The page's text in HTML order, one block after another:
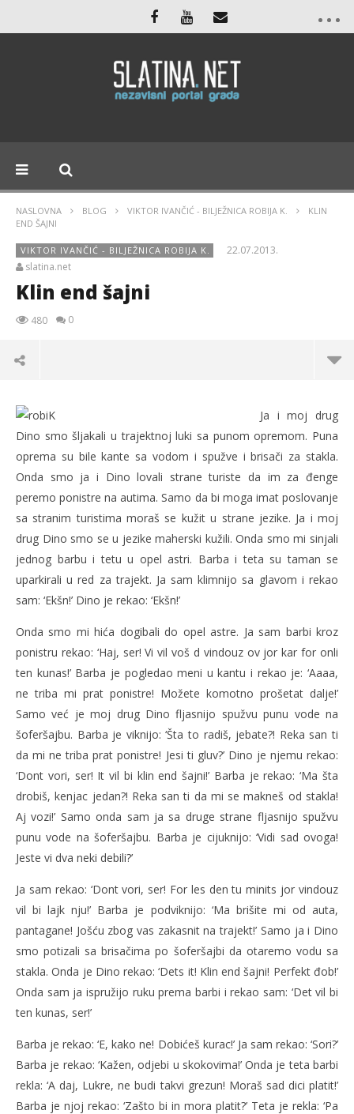
NASLOVNA BLOG VIKTOR IVANČIĆ - BILJEŽNICA ROBIJA K.
KLIN
END ŠAJNI
VIKTOR IVANČIĆ - BILJEŽNICA ROBIJA K.
22.07.2013.
slatina.net
Klin end šajni
480 0
22.07.2013.
slatina.net
Ja i moj drug
Dino smo šljakali u trajektnoj luki sa punom opremom. Puna
oprema su bile kante sa vodom i spužve i brisači za stakla.
Onda smo ja i Dino lovali strane turiste da im za đenge
peremo ponistre na autima. Samo da bi moga imat poslovanje
sa stranim turistima moraš se kužit u strane jezike. Ja i moj
drug Dino smo se u jezike maherski kužili. Onda smo mi sinjali
jednog barbu i tetu u opel astri. Barba i teta su taman se
uparkirali u red za trajekt. Ja sam klimnijo sa glavom i rekao
sam: ‘Ekšn!’ Dino je rekao: ‘Ekšn!’
Onda smo mi hića dogibali do opel astre. Ja sam barbi kroz
ponistru rekao: ‘Haj, ser! Vi vil voš d vindouz ov jor kar for onli
ten kunas!’ Barba je pogledao meni u kantu i rekao je: ‘Aaaa,
ne triba mi prat ponistre! Možete komotno prošetat dalje!’
Samo već je moj drug Dino fljasnijo spužvu punu vode na
šoferšajbu. Barba je viknijo: ‘Šta to radiš, jebate?! Reka san ti
da mi ne triba prat ponistre! Jesi ti gluv?’ Dino je njemu rekao:
‘Dont vori, ser! It vil bi klin end šajni!’ Barba je rekao: ‘Ma šta
drobiš, kenjac jedan?! Reka san ti da mi se makneš od stakla!
Aj vozi!’ Samo onda sam ja sa druge strane fljasnijo spužvu
punu vode na šoferšajbu. Barba je cijuknijo: ‘Vidi sad ovoga!
Jeste vi dva neki debili?’
Ja sam rekao: ‘Dont vori, ser! For les den tu minits jor vindouz
vil bi lajk nju!’ Barba je podviknijo: ‘Ma brišite mi od auta,
pantagane! Jošću zbog vas zakasnit na trajekt!’ Samo ja i Dino
smo potizali sa brisačima po šoferšajbi da otaremo vodu sa
stakla. Onda je Dino rekao: ‘Dets it! Klin end šajni! Perfekt đob!’
Onda sam ja ispružijo ruku prema barbi i rekao sam: ‘Det vil bi
ten kunas, ser!’
Barba je rekao: ‘E, kako ne! Dobićeš kurac!’ Ja sam rekao: ‘Sori?’
Barba je rekao: ‘Kažen, odjebi u skokovima!’ Onda je teta barbi
rekla: ‘A daj, Lukre, ne budi takvi grezun! Moraš sad dici platit!’
Barba je njoj rekao: ‘Zašto bi in mora platit?’ Teta je rekla: ‘Pa